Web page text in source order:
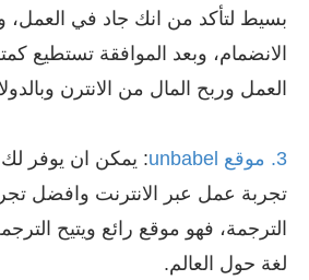
بسيط لتأكد من انك جاد في العمل،
الانضمام، وبعد الموافقة تستطيع
العمل وربح المال من الانترن
3. موقع unbabel
: يمكن ان يوفر
تجربة عمل عبر الانترنت وافضل
لغة حول العالم.